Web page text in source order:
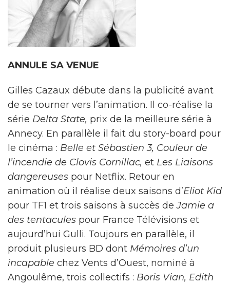
ANNULE SA VENUE
Gilles Cazaux débute dans la publicité avant
de se tourner vers l’animation. Il co-réalise la
série Delta State, prix de la meilleure série à
Annecy. En parallèle il fait du story-board pour
le cinéma : Belle et Sébastien 3, Couleur de
l’incendie de Clovis Cornillac, et Les Liaisons
dangereuses pour Netflix. Retour en
animation où il réalise deux saisons d’Eliot Kid
pour TF1 et trois saisons à succès deJamie a
des tentacules pour France Télévisions et
aujourd’hui Gulli. Toujours en parallèle, il
produit plusieurs BD dont Mémoires d’un
incapable chez Vents d’Ouest, nominé à
Angoulême, trois collectifs : Boris Vian, Edith